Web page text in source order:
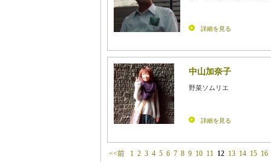
詳細を見る
中山加奈子
野菜ソムリエ
詳細を見る
<<前 1 2 3 4 5 6 7 8 9 10 11 12 13 14 15 16